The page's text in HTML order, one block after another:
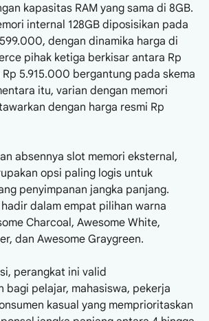
kapasitas RAM yang sama di 8GB.
internal 128GB diposisikan pada
dengan dinamika harga di
pihak ketiga berkisar antara Rp
5.915.000 bergantung pada skema
itu, varian dengan memori
dengan harga resmi Rp
absennya slot memori eksternal,
opsi paling logis untuk
penyimpanan jangka panjang.
dalam empat pilihan warna
Charcoal, Awesome White,
dan Awesome Graygreen.
perangkat ini valid
bagi pelajar, mahasiswa, pekerja
kasual yang memprioritaskan